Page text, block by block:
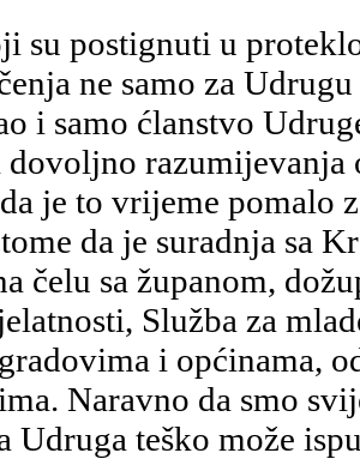
su postignuti u
ne samo za
i samo ćlanstvo
razumijevanja
je to vrijeme pomalo
da je suradnja sa
čelu sa županom,
Služba za
i općinama,
Naravno da smo
Udruga teško može